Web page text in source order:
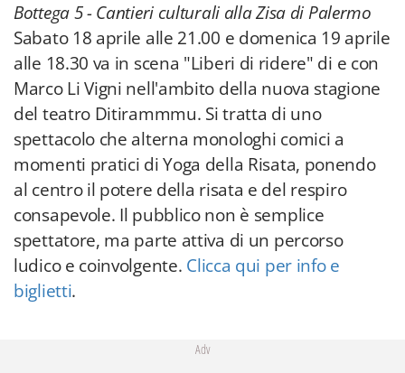
Bottega 5 - Cantieri culturali alla Zisa di Palermo
Sabato 18 aprile alle 21.00 e domenica 19 aprile
alle 18.30 va in scena "Liberi di ridere" di e con
Marco Li Vigni nell'ambito della nuova stagione
del teatro Ditirammmu. Si tratta di uno
spettacolo che alterna monologhi comici a
momenti pratici di Yoga della Risata, ponendo
al centro il potere della risata e del respiro
consapevole. Il pubblico non è semplice
spettatore, ma parte attiva di un percorso
ludico e coinvolgente. Clicca qui per info e
biglietti.
Adv